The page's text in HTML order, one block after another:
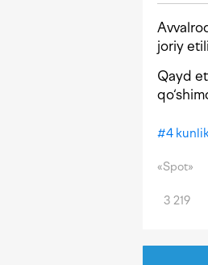
joriy
Qayd
#4
«Spot»
3 219